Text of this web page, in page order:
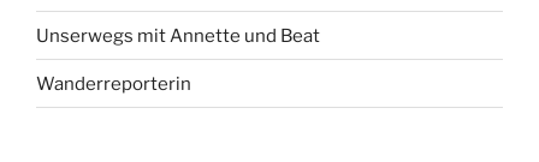
Unserwegs mit Annette und Beat
Wanderreporterin